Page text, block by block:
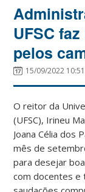
UFSC
pelos
15/09/2022 10:51
O reitor da
(UFSC), Irineu
Joana Célia dos
mês de
para desejar
com docentes e